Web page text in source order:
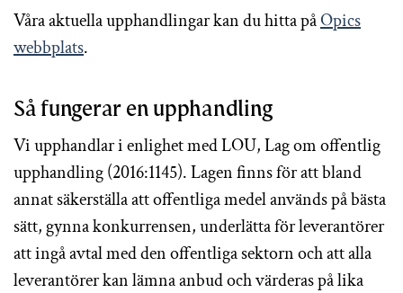
Våra aktuella upphandlingar kan du hitta påOpics
webbplats.
Så fungerar en upphandling
Vi upphandlar i enlighet med LOU, Lag om offentlig
upphandling (2016:1145). Lagen finns för att bland
annat säkerställa att offentliga medel används på bästa
sätt, gynna konkurrensen, underlätta för leverantörer
att ingå avtal med den offentliga sektorn och att alla
leverantörer kan lämna anbud och värderas på lika